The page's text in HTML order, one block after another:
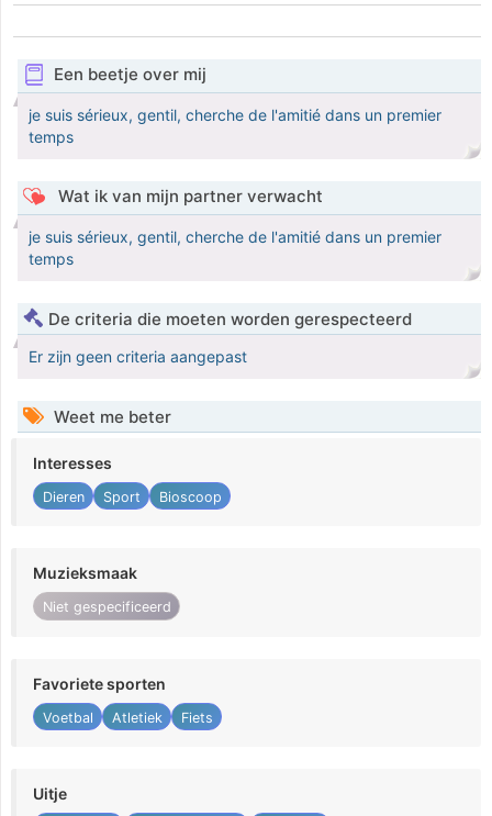
Een beetje over mij
je suis sérieux, gentil, cherche de l'amitié dans un premier
temps
Wat ik van mijn partner verwacht
je suis sérieux, gentil, cherche de l'amitié dans un premier
temps
De criteria die moeten worden gerespecteerd
Er zijn geen criteria aangepast
Weet me beter
Interesses
Dieren Sport Bioscoop
Muzieksmaak
Niet gespecificeerd
Favoriete sporten
Voetbal Atletiek Fiets
Uitje